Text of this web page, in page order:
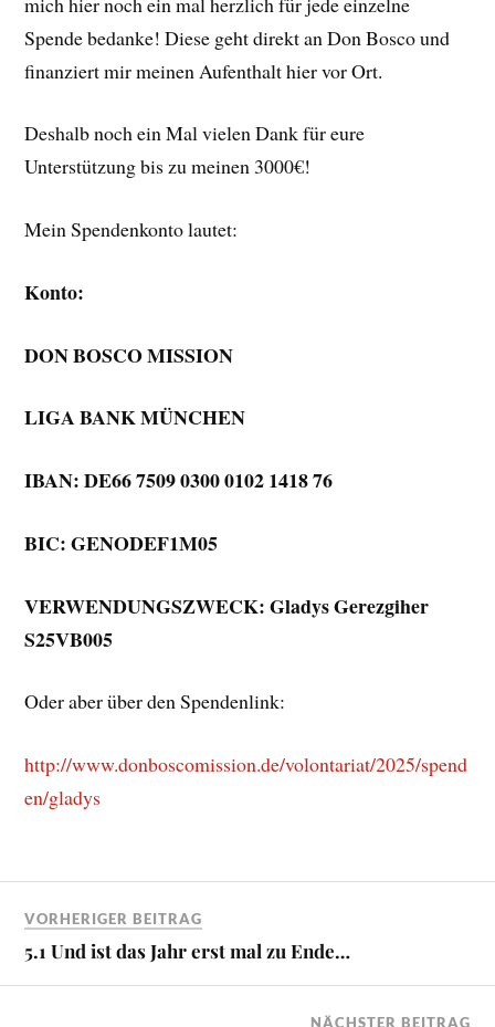
Spende bedanke! Diese geht direkt an Don Bosco und
finanziert mir meinen Aufenthalt hier vor Ort.
Deshalb noch ein Mal vielen Dank für eure
Unterstützung bis zu meinen 3000€!
Mein Spendenkonto lautet:
Konto:
DON BOSCO MISSION
LIGA BANK MÜNCHEN
IBAN: DE66 7509 0300 0102 1418 76
BIC: GENODEF1M05
VERWENDUNGSZWECK: Gladys Gerezgiher
S25VB005
Oder aber über den Spendenlink:
http://www.donboscomission.de/volontariat/2025/spend
en/gladys
VORHERIGER BEITRAG
5.1 Und ist das Jahr erst mal zu Ende…
NÄCHSTER BEITRAG